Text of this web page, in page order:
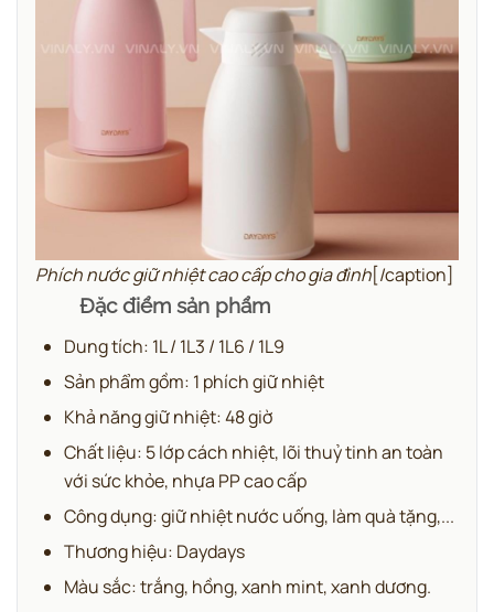
Phích nước giữ nhiệt cao cấp cho gia đình[/caption]
Đặc điểm sản phẩm
Dung tích: 1L / 1L3 / 1L6 / 1L9
Sản phẩm gồm: 1 phích giữ nhiệt
Khả năng giữ nhiệt: 48 giờ
Chất liệu: 5 lớp cách nhiệt, lõi thuỷ tinh an toàn
với sức khỏe, nhựa PP cao cấp
Công dụng: giữ nhiệt nước uống, làm quà tặng,...
Thương hiệu: Daydays
Màu sắc: trắng, hồng, xanh mint, xanh dương.